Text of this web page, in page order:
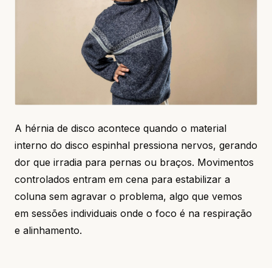
A hérnia de disco acontece quando o material
interno do disco espinhal pressiona nervos, gerando
dor que irradia para pernas ou braços. Movimentos
controlados entram em cena para estabilizar a
coluna sem agravar o problema, algo que vemos
em sessões individuais onde o foco é na respiração
e alinhamento.